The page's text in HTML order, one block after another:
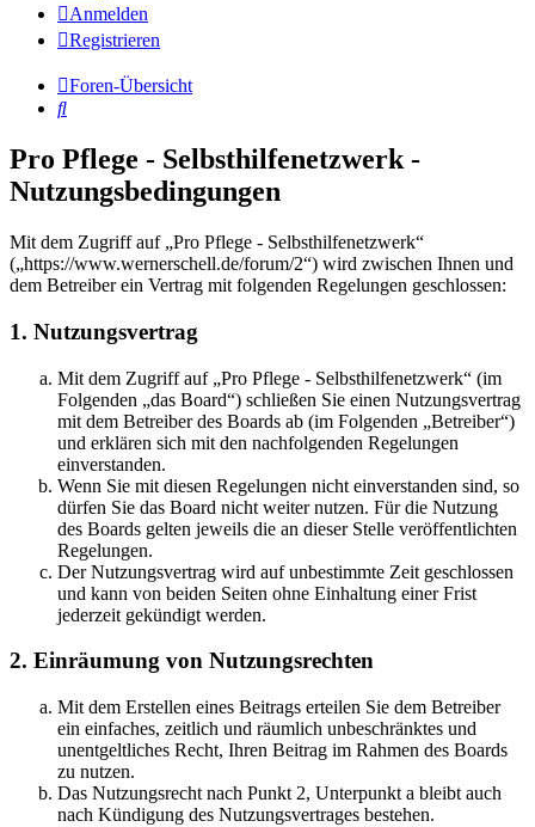
Anmelden
Registrieren
Foren-Übersicht
Suche
Pro Pflege - Selbsthilfenetzwerk -
Nutzungsbedingungen
Mit dem Zugriff auf „Pro Pflege - Selbsthilfenetzwerk“
(„https://www.wernerschell.de/forum/2“) wird zwischen Ihnen und
dem Betreiber ein Vertrag mit folgenden Regelungen geschlossen:
1. Nutzungsvertrag
Mit dem Zugriff auf „Pro Pflege - Selbsthilfenetzwerk“ (im
Folgenden „das Board“) schließen Sie einen Nutzungsvertrag
mit dem Betreiber des Boards ab (im Folgenden „Betreiber“)
und erklären sich mit den nachfolgenden Regelungen
einverstanden.
Wenn Sie mit diesen Regelungen nicht einverstanden sind, so
dürfen Sie das Board nicht weiter nutzen. Für die Nutzung
des Boards gelten jeweils die an dieser Stelle veröffentlichten
Regelungen.
Der Nutzungsvertrag wird auf unbestimmte Zeit geschlossen
und kann von beiden Seiten ohne Einhaltung einer Frist
jederzeit gekündigt werden.
2. Einräumung von Nutzungsrechten
Mit dem Erstellen eines Beitrags erteilen Sie dem Betreiber
ein einfaches, zeitlich und räumlich unbeschränktes und
unentgeltliches Recht, Ihren Beitrag im Rahmen des Boards
zu nutzen.
Das Nutzungsrecht nach Punkt 2, Unterpunkt a bleibt auch
nach Kündigung des Nutzungsvertrages bestehen.